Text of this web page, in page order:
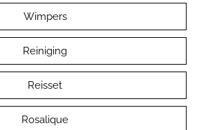
Wimpers
Reiniging
Reisset
Rosalique